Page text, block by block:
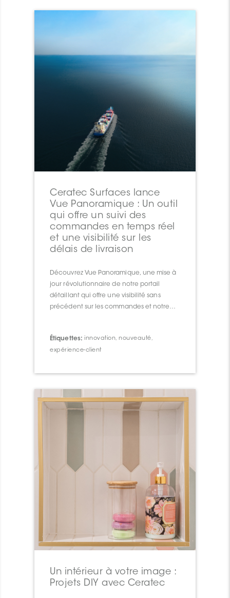
Ceratec Surfaces lance
Vue Panoramique : Un outil
qui offre un suivi des
commandes en temps réel
et une visibilité sur les
délais de livraison
Découvrez Vue Panoramique, une mise à
jour révolutionnaire de notre portail
détaillant qui offre une visibilité sans
précédent sur les commandes et notre
Étiquettes: innovation,nouveauté,
expérience-client
Un intérieur à votre image :
Projets DIY avec Ceratec